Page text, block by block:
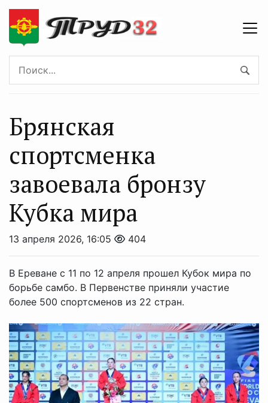
Брянская
спортсменка
завоевала бронзу
Кубка мира
13 апреля 2026, 16:05 404
В Ереване с 11 по 12 апреля прошел Кубок мира по
борьбе самбо. В Первенстве приняли участие
более 500 спортсменов из 22 стран.